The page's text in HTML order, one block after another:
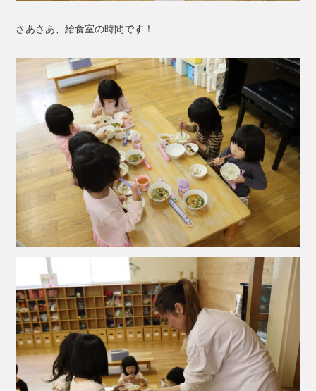
さあさあ、給食室の時間です！